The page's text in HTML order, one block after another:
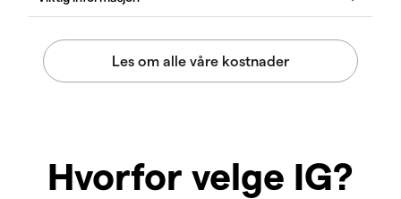
Hvorfor velge IG?